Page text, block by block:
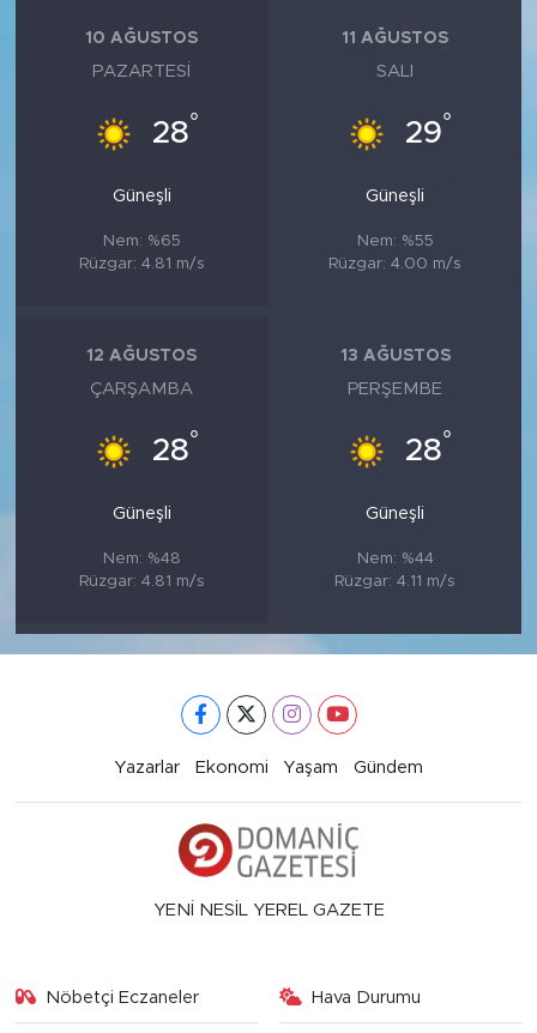
10 AĞUSTOS
PAZARTESI
28°
Güneşli
Nem: %65
Rüzgar: 4.81 m/s
11 AĞUSTOS
SALI
29°
Güneşli
Nem: %55
Rüzgar: 4.00 m/s
12 AĞUSTOS
ÇARŞAMBA
28°
Güneşli
Nem: %48
Rüzgar: 4.81 m/s
13 AĞUSTOS
PERŞEMBE
28°
Güneşli
Nem: %44
Rüzgar: 4.11 m/s
Yazarlar Ekonomi Yaşam Gündem
YENİ NESİL YEREL GAZETE
Nöbetçi Eczaneler Hava Durumu